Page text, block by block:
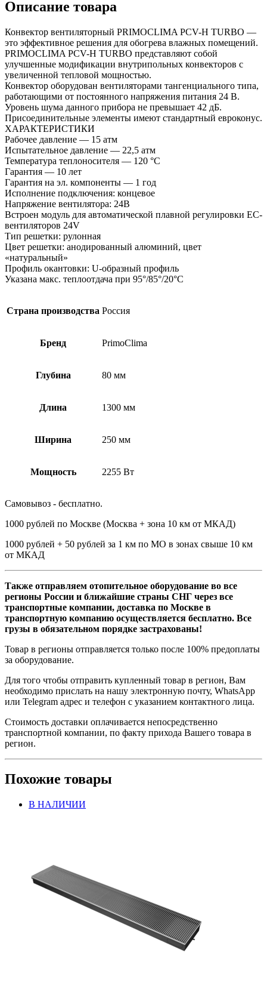
Описание товара
Конвектор вентиляторный PRIMOCLIMA PCV-H TURBO —
это эффективное решения для обогрева влажных помещений.
PRIMOCLIMA PCV-H TURBO представляют собой
улучшенные модификации внутрипольных конвекторов с
увеличенной тепловой мощностью.
Конвектор оборудован вентиляторами тангенциального типа,
работающими от постоянного напряжения питания 24 В.
Уровень шума данного прибора не превышает 42 дБ.
Присоединительные элементы имеют стандартный евроконус.
ХАРАКТЕРИСТИКИ
Рабочее давление — 15 атм
Испытательное давление — 22,5 атм
Температура теплоносителя — 120 °С
Гарантия — 10 лет
Гарантия на эл. компоненты — 1 год
Исполнение подключения: концевое
Напряжение вентилятора: 24В
Встроен модуль для автоматической плавной регулировки EC-
вентиляторов 24V
Тип решетки: рулонная
Цвет решетки: анодированный алюминий, цвет
«натуральный»
Профиль окантовки: U-образный профиль
Указана макс. теплоотдача при 95°/85°/20°С
Страна производства Россия
Бренд PrimoClima
Глубина 80 мм
Длина 1300 мм
Ширина 250 мм
Мощность 2255 Вт
Самовывоз - бесплатно.
1000 рублей по Москве (Москва + зона 10 км от МКАД)
1000 рублей + 50 рублей за 1 км по МО в зонах свыше 10 км
от МКАД
Также отправляем отопительное оборудование во все
регионы России и ближайшие страны СНГ через все
транспортные компании, доставка по Москве в
транспортную компанию осуществляется бесплатно. Все
грузы в обязательном порядке застрахованы!
Товар в регионы отправляется только после 100% предоплаты
за оборудование.
Для того чтобы отправить купленный товар в регион, Вам
необходимо прислать на нашу электронную почту, WhatsApp
или Telegram адрес и телефон с указанием контактного лица.
Стоимость доставки оплачивается непосредственно
транспортной компании, по факту прихода Вашего товара в
регион.
Похожие товары
В НАЛИЧИИ